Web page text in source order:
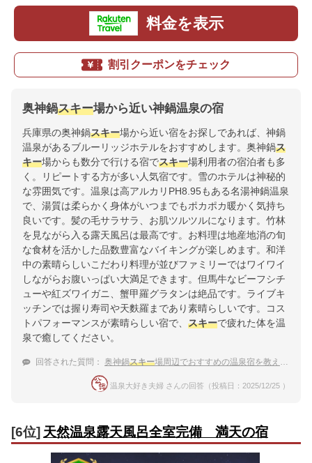
料金を表示
割引クーポンをチェック
奥神鍋スキー場から近い神鍋温泉の宿
兵庫県の奥神鍋スキー場から近い宿をお探しであれば、神鍋
温泉があるブルーリッジホテルをおすすめします。奥神鍋ス
キー場からも数分で行ける宿でスキー場利用者の宿泊者も多
く。リピートする方が多い人気宿です。雪のホテルは神秘的
な雰囲気です。温泉は高アルカリPH8.95もある名湯神鍋温泉
で、湯質は柔らかく身体がいつまでもポカポカ暖かく気持ち
良いです。髪の毛サラサラ、お肌ツルツルになります。竹林
を見ながら入る露天風呂は最高です。お料理は地産地消の旬
な食材を活かした品数豊富なバイキングが楽しめます。和洋
中の素晴らしいこだわり料理が並びファミリーではワイワイ
しながらお腹いっぱい大満足できます。但馬牛なビーフシチ
ューや紅ズワイガニ、蟹甲羅グラタンは絶品です。ライブキ
ッチンでは握り寿司や天麩羅まであり素晴らしいです。コス
トパフォーマンスが素晴らしい宿で、 スキーで疲れた体を温
泉で癒してください。
回答された質問： 奥神鍋スキー場周辺でおすすめの温泉宿を教えて！
温泉大好き夫婦 さんの回答（投稿日：2025/12/25 ）
[6位] 天然温泉露天風呂全室完備 満天の宿